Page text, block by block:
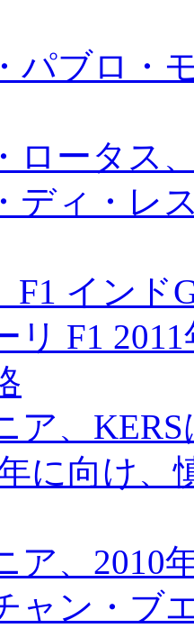
パブロ・
ロータス
ディ・レ
F1 イン
リ F1
ア、
年に向け
ア、2010
ャン・ブ